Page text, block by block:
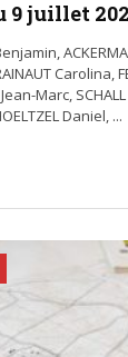
9 juillet
Carolina,
Marc,
Daniel, ...